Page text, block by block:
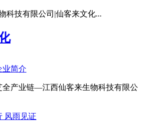
科技有限公司|仙客来文化...
业简介
全产业链—江西仙客来生物科技有限公
风雨见证